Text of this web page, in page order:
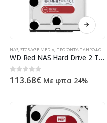
NAS,STORAGE MEDIA, ΠΡΟΪΌΝΤΑ ΠΛΗΡΟΦΟΡΙΚΉΣ - ΚΙΝΗΤΉΣ ΤΗΛΕΦΩΝΊΑΣ - ΗΛΕΚΤΡΟΝΙΚΆ
WD Red NAS Hard Drive 2 TB intern 3.5 WD20EFRX
0 out of 5
113.68€ Με φπα 24%